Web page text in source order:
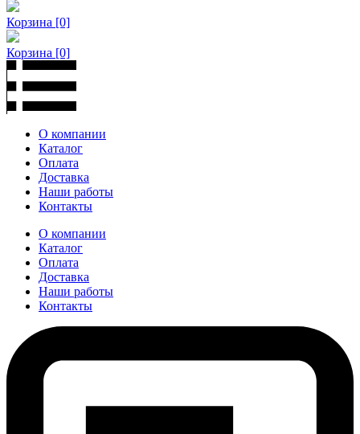
Корзина [0]
Корзина [0]
О компании
Каталог
Оплата
Доставка
Наши работы
Контакты
О компании
Каталог
Оплата
Доставка
Наши работы
Контакты